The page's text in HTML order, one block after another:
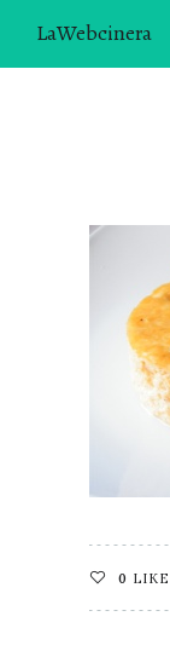
LaWebcinera
CONTACTO
¿TE GUSTARÍA
ÚNETE A LA
0 LIKE